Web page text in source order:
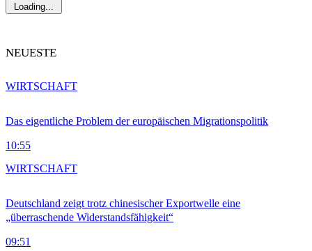
Loading...
NEUESTE
Das eigentliche Problem der europäischen Migrationspolitik
10:55
WIRTSCHAFT
Deutschland zeigt trotz chinesischer Exportwelle eine
„überraschende Widerstandsfähigkeit“
09:51
WIRTSCHAFT